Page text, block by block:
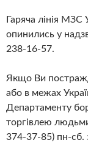
Гаряча лінія МЗС
опинились у
238-16-57.
Якщо Ви
або в межах
Департаменту
торгівлею людьми
374-37-85) пн-сб.